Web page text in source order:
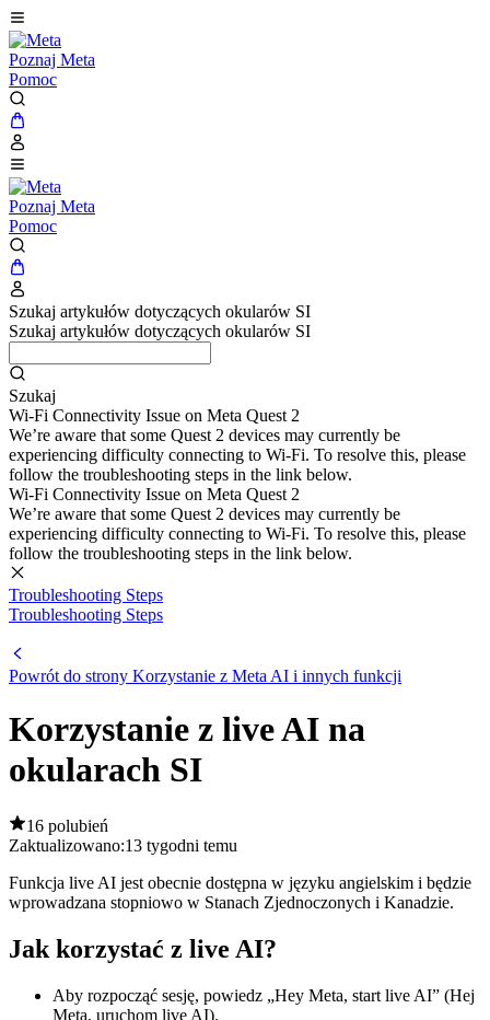
Poznaj Meta
Pomoc
Poznaj Meta
Pomoc
Szukaj artykułów dotyczących okularów SI
Szukaj artykułów dotyczących okularów SI
Szukaj
Wi-Fi Connectivity Issue on Meta Quest 2
We’re aware that some Quest 2 devices may currently be
experiencing difficulty connecting to Wi-Fi. To resolve this, please
follow the troubleshooting steps in the link below.
Wi-Fi Connectivity Issue on Meta Quest 2
We’re aware that some Quest 2 devices may currently be
experiencing difficulty connecting to Wi-Fi. To resolve this, please
follow the troubleshooting steps in the link below.
Troubleshooting Steps
Troubleshooting Steps
Powrót do strony Korzystanie z Meta AI i innych funkcji
Korzystanie z live AI na
okularach SI
16 polubień
Zaktualizowano:13 tygodni temu
Funkcja live AI jest obecnie dostępna w języku angielskim i będzie
wprowadzana stopniowo w Stanach Zjednoczonych i Kanadzie.
Jak korzystać z live AI?
Aby rozpocząć sesję, powiedz „Hey Meta, start live AI” (Hej
Meta, uruchom live AI).